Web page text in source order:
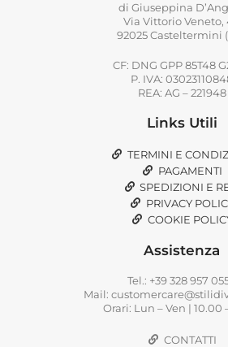
di Giuseppina
Via Vittorio Veneto,
92025 Casteltermini
CF: DNG GPP 85T48
P. IVA:
REA: AG – 221948
Links Utili
TERMINI E
PAGAMENTI
SPEDIZIONI E
PRIVACY
COOKIE
Assistenza
Tel.: +39 328 957
Mail:
Orari: Lun – Ven | 10.00
CONTATTI